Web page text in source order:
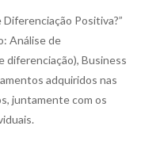
Positiva?”
Análise de
diferenciação), Business
adquiridos nas
juntamente com os